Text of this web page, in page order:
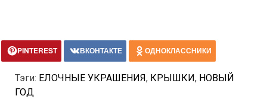
PINTEREST ВКОНТАКТЕ ОДНОКЛАССНИКИ
Тэги: ЕЛОЧНЫЕ УКРАШЕНИЯ, КРЫШКИ, НОВЫЙ
ГОД